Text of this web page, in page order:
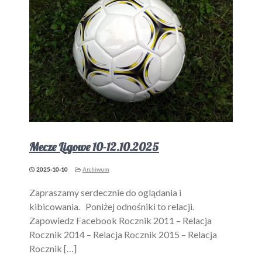
Mecze Ligowe 10-12.10.2025
2025-10-10 Archiwum
Zapraszamy serdecznie do oglądania i
kibicowania. Poniżej odnośniki to relacji.
Zapowiedz Facebook Rocznik 2011 – Relacja
Rocznik 2014 – Relacja Rocznik 2015 – Relacja
Rocznik […]